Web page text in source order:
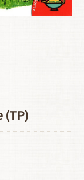
(TP)